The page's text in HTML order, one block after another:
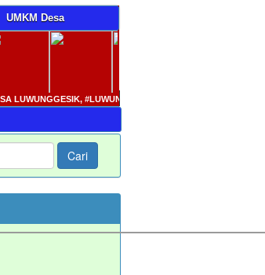
UMKM Desa
#LUWUNGGESIKCERIA ( CErmat RIngkas Adil)
Cari